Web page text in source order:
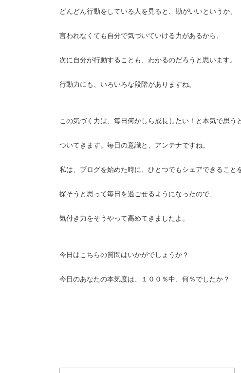
どんどん行動をしている人を見ると、勘がいいというか、
言われなくても自分で気づいていける力があるから、
次に自分が行動することも、わかるのだろうと思います。
行動力にも、いろいろな段階がありますね。
この気づく力は、毎日何かしら成長したい！と本気で思うと
ついてきます。毎日の意識と、アンテナですね。
私は、ブログを始めた時に、ひとつでもシェアできること
探そうと思って毎日を過ごせるようになったので、
気付き力をそうやって高めてきましたよ。
今日はこちらの質問はいかがでしょうか？
今日のあなたの本気度は、１００％中、何％でしたか？